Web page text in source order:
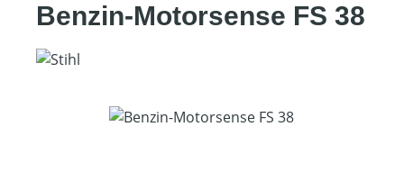
Benzin-Motorsense FS 38
Bildergalerie überspringen